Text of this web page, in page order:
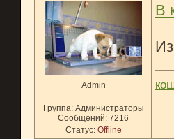
Admin
Группа: Администраторы
Сообщений: 7216
Статус: Offline
В